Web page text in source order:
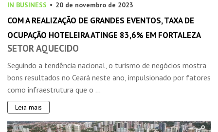
IN BUSINESS 20 de novembro de 2023
COM A REALIZAÇÃO DE GRANDES EVENTOS, TAXA DE
OCUPAÇÃO HOTELEIRA ATINGE 83,6% EM FORTALEZA
SETOR AQUECIDO
Seguindo a tendência nacional, o turismo de negócios mostra
bons resultados no Ceará neste ano, impulsionado por fatores
como infraestrutura que o ...
Leia mais